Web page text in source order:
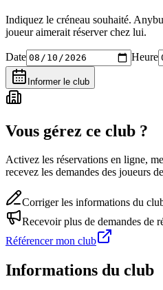
Indiquez le créneau souhaité.
joueur aimerait réserver chez lui.
Date Heure
Informer le club
Vous gérez ce club ?
Activez les réservations en ligne,
recevez les demandes des joueurs
Corriger les informations du
Recevoir plus de demandes de
Référencer mon club
Informations du club